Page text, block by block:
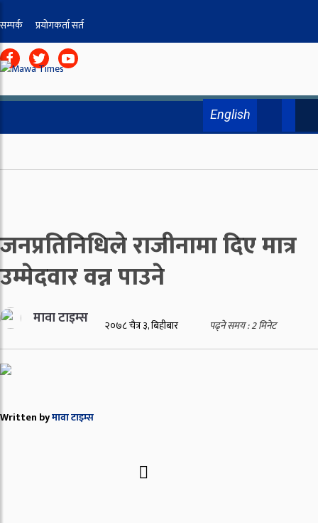
सम्पर्क प्रयोगकर्ता सर्त
English
जनप्रतिनिधिले राजीनामा दिए मात्र
उम्मेदवार वन्न पाउने
मावा टाइम्स २०७८ चैत्र ३, बिहीबार पढ्ने समय :2मिनेट
Written byमावा टाइम्स